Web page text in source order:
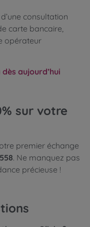
consultation
carte bancaire,
opérateur
aujourd’hui
sur votre
premier échange
. Ne manquez pas
précieuse !